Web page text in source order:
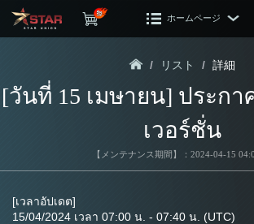
ホームページ
/ リスト / 詳細
[วันที่ 15 เมษายน] ประกา
เวอร์ชั่น
【メンテナンス期間】：2024-04-15
[เวลาอัปเดต]
15/04/2024 เวลา 07:00 น. - 07:40 น. (UTC)